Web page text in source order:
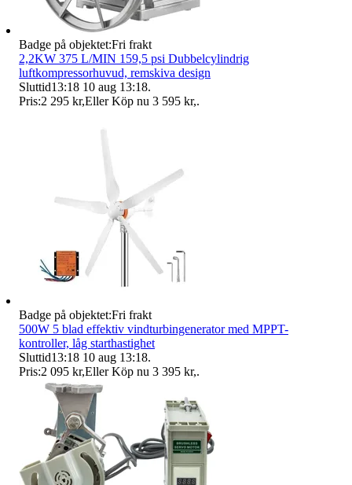
Badge på objektet:Fri frakt
2,2KW 375 L/MIN 159,5 psi Dubbelcylindrig
luftkompressorhuvud, remskiva design
Sluttid13:18 10 aug 13:18.
Pris:2 295 kr,Eller Köp nu 3 595 kr,.
Badge på objektet:Fri frakt
500W 5 blad effektiv vindturbingenerator med MPPT-
kontroller, låg starthastighet
Sluttid13:18 10 aug 13:18.
Pris:2 095 kr,Eller Köp nu 3 395 kr,.